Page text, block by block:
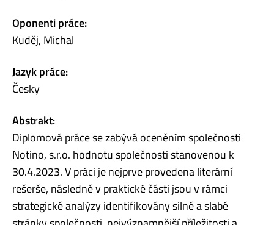
Oponenti práce:
Kuděj, Michal
Jazyk práce:
Česky
Abstrakt:
Diplomová práce se zabývá oceněním společnosti
Notino, s.r.o. hodnotu společnosti stanovenou k
30.4.2023. V práci je nejprve provedena literární
rešerše, následně v praktické části jsou v rámci
strategické analýzy identifikovány silné a slabé